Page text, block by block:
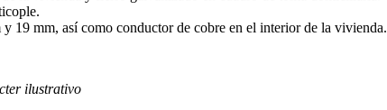
19 mm, así como conductor de cobre en el interior de la vivienda.
ilustrativo